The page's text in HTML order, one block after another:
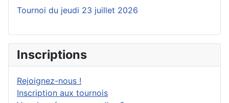
Tournoi du jeudi 23 juillet 2026
Inscriptions
Rejoignez-nous !
Inscription aux tournois